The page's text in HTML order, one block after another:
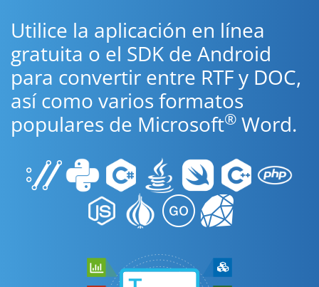
Utilice la aplicación en línea
gratuita o el SDK de Android
para convertir entre RTF y DOC,
así como varios formatos
populares de Microsoft® Word.